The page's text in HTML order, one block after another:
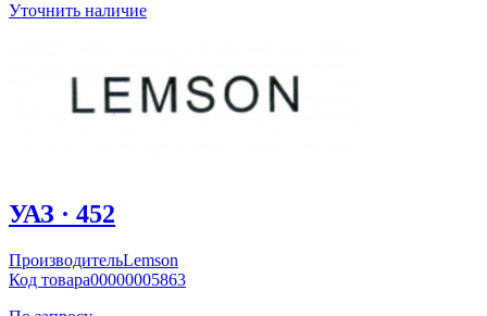
Уточнить наличие
УАЗ · 452
ПроизводительLemson
Код товара00000005863